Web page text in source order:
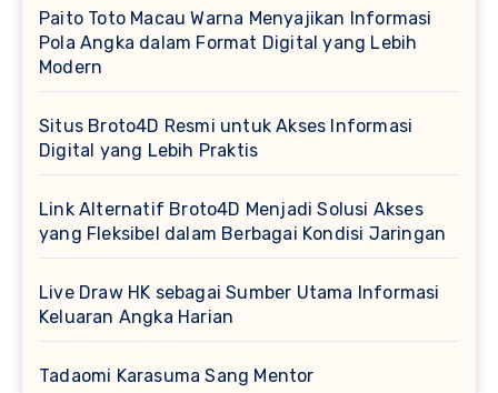
Paito Toto Macau Warna Menyajikan Informasi
Pola Angka dalam Format Digital yang Lebih
Modern
Situs Broto4D Resmi untuk Akses Informasi
Digital yang Lebih Praktis
Link Alternatif Broto4D Menjadi Solusi Akses
yang Fleksibel dalam Berbagai Kondisi Jaringan
Live Draw HK sebagai Sumber Utama Informasi
Keluaran Angka Harian
Tadaomi Karasuma Sang Mentor